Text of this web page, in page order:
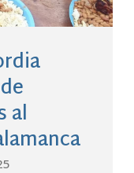
al